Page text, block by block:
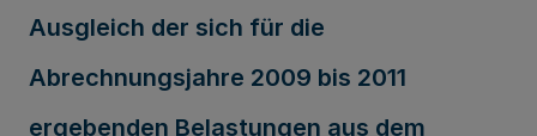
Ausgleich der sich für die
Abrechnungsjahre 2009 bis 2011
ergebenden Belastungen aus dem